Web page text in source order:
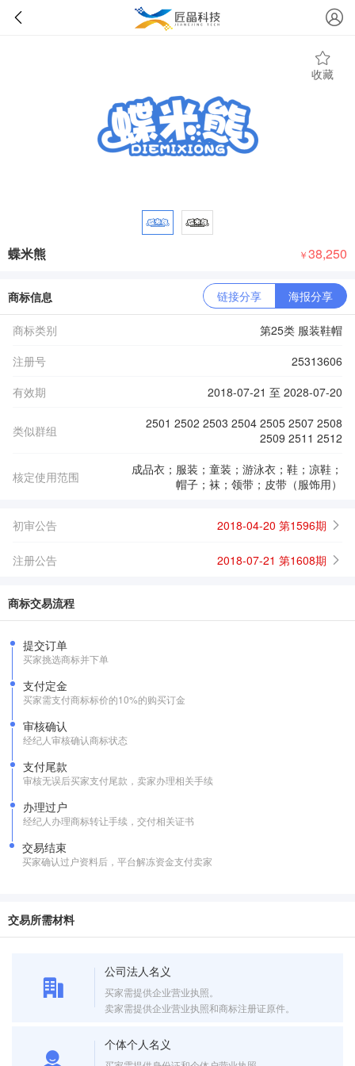
收藏
蝶米熊 ￥38,250
商标信息 链接分享 海报分享
商标类别
第25类 服装鞋帽
注册号
25313606
有效期
2018-07-21 至 2028-07-20
类似群组
2501 2502 2503 2504 2505 2507 2508
2509 2511 2512
核定使用范围
成品衣；服装；童装；游泳衣；鞋；凉鞋；
帽子；袜；领带；皮带（服饰用）
初审公告 2018-04-20 第1596期
注册公告 2018-07-21 第1608期
商标交易流程
提交订单
买家挑选商标并下单
支付定金
买家需支付商标标价的10%的购买订金
审核确认
经纪人审核确认商标状态
支付尾款
审核无误后买家支付尾款，卖家办理相关手续
办理过户
经纪人办理商标转让手续，交付相关证书
交易结束
买家确认过户资料后，平台解冻资金支付卖家
交易所需材料
公司法人名义
买家需提供企业营业执照。
卖家需提供企业营业执照和商标注册证原件。
个体个人名义